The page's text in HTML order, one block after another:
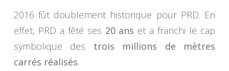
2016 fût doublement historique pour PRD. En
effet, PRD a fêté ses 20 ans et a franchi le cap
symbolique des trois millions de mètres
carrés réalisés.